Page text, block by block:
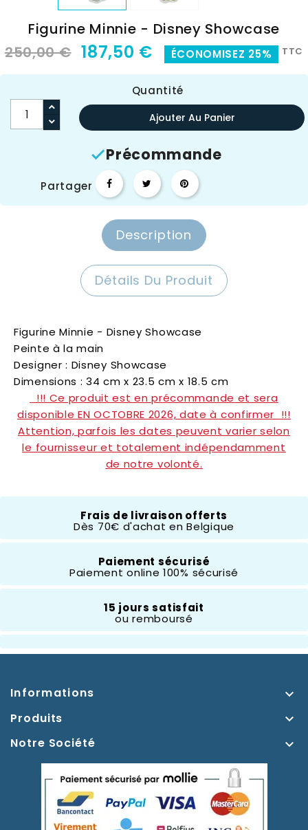
Figurine Minnie - Disney Showcase
250,00 € 187,50 € ÉCONOMISEZ 25% TTC
Quantité
Ajouter Au Panier
Précommande
Partager
Description
Détails Du Produit
Figurine Minnie - Disney Showcase
Peinte à la main
Designer : Disney Showcase
Dimensions : 34 cm x 23.5 cm x 18.5 cm
!!! Ce produit est en précommande et sera
disponible EN OCTOBRE 2026, date à confirmer !!!
Attention, parfois les dates peuvent varier selon
le fournisseur et totalement indépendamment
de notre volonté.
Mickey Et Ses Amis
Frais de livraison offerts
Dès 70€ d'achat en Belgique
Paiement sécurisé
Paiement online 100% sécurisé
15 jours satisfait
ou remboursé
Informations 
Produits 
Notre Société 